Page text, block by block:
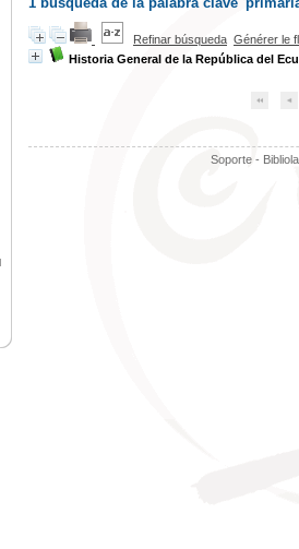
Refinar búsqueda Générer le
Historia General de la República del
Soporte -